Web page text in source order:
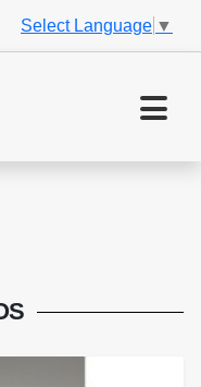
Select Language ▼